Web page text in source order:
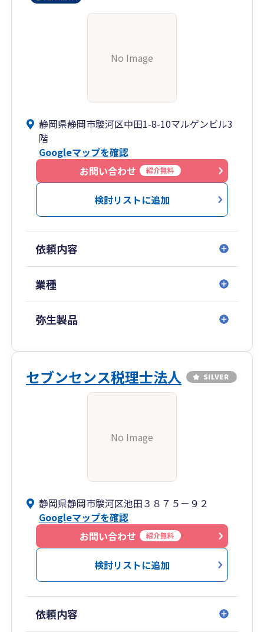
No Image
静岡県静岡市駿河区中田1-8-10マルゲンビル3
階
Googleマップを確認
お問い合わせ
紹介無料
検討リストに追加
依頼内容
業種
弥生製品
セブンセンス税理士法人
No Image
静岡県静岡市駿河区池田３８７５－９２
Googleマップを確認
お問い合わせ
紹介無料
検討リストに追加
依頼内容